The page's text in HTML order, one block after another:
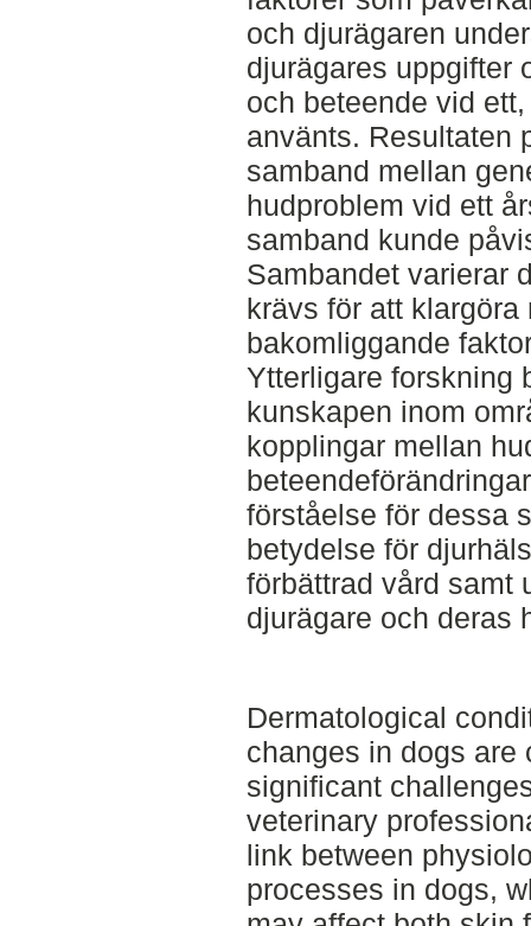
och djurägaren
djurägares uppgifter
och beteende vid
använts. Resultaten
samband mellan
hudproblem vid ett
samband kunde
Sambandet varierar
krävs för att
bakomliggande
Ytterligare forskning
kunskapen inom
kopplingar mellan
förståelse för dessa
betydelse för
förbättrad vård samt
djurägare och deras
Dermatological
changes in dogs are
significant
veterinary
link between
processes in dogs,